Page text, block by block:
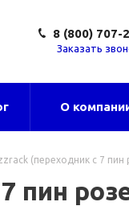
8 (800) 707-
Заказать
О
(переходник с 7 пин
пин